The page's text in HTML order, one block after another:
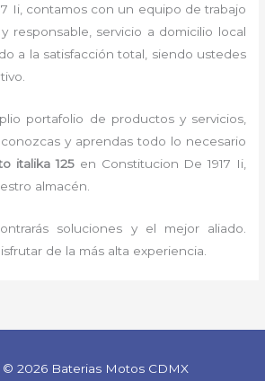
Ii, contamos con un equipo de trabajo
responsable, servicio a domicilio local
a la satisfacción total, siendo ustedes
portafolio de productos y servicios,
y aprendas todo lo necesario
italika 125 en Constitucion De 1917 Ii,
almacén.
soluciones y el mejor aliado.
de la más alta experiencia.
© 2026 Baterias Motos CDMX